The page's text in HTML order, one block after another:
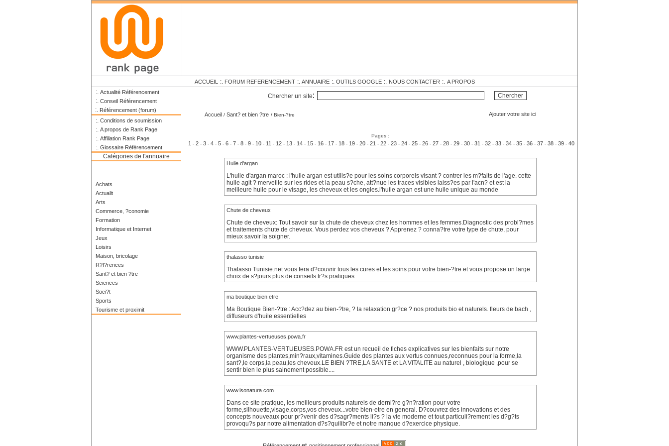
ACCUEIL :. FORUM REFERENCEMENT :. ANNUAIRE :. OUTILS GOOGLE :. NOUS CONTACTER :. A PROPOS
:. Actualité Référencement
:. Conseil Référencement
:. Référencement (forum)
:. Conditions de soumission
:. A propos de Rank Page
:. Affiliation Rank Page
:. Glossaire Référencement
Catégories de l'annuaire
Achats
Actualit
Arts
Commerce, ?conomie
Formation
Informatique et Internet
Jeux
Loisirs
Maison, bricolage
R?f?rences
Sant? et bien ?tre
Sciences
Soci?t
Sports
Tourisme et proximit
Chercher un site:
Accueil / Sant? et bien ?tre / Bien-?tre Ajouter votre site ici
Pages :
1 - 2 - 3 - 4 - 5 - 6 - 7 - 8 - 9 - 10 - 11 - 12 - 13 - 14 - 15 - 16 - 17 - 18 - 19 - 20 - 21 - 22 - 23 - 24 - 25 - 26 - 27 - 28 - 29 - 30 - 31 - 32 - 33 - 34 - 35 - 36 - 37 - 38 - 39 - 40
Huile d'argan
L'huile d'argan maroc : l'huile argan est utilis?e pour les soins corporels visant ? contrer les m?faits de l'age. cette
huile agit ? merveille sur les rides et la peau s?che, att?nue les traces visibles laiss?es par l'acn? et est la
meilleure huile pour le visage, les cheveux et les ongles.l'huile argan est une huile unique au monde
Chute de cheveux
Chute de cheveux: Tout savoir sur la chute de cheveux chez les hommes et les femmes.Diagnostic des probl?mes
et traitements chute de cheveux. Vous perdez vos cheveux ? Apprenez ? conna?tre votre type de chute, pour
mieux savoir la soigner.
thalasso tunisie
Thalasso Tunisie.net vous fera d?couvrir tous les cures et les soins pour votre bien-?tre et vous propose un large
choix de s?jours plus de conseils tr?s pratiques
ma boutique bien etre
Ma Boutique Bien-?tre : Acc?dez au bien-?tre, ? la relaxation gr?ce ? nos produits bio et naturels. fleurs de bach ,
diffuseurs d'huile essentielles
www.plantes-vertueuses.powa.fr
WWW.PLANTES-VERTUEUSES.POWA.FR est un recueil de fiches explicatives sur les bienfaits sur notre
organisme des plantes,min?raux,vitamines.Guide des plantes aux vertus connues,reconnues pour la forme,la
sant?,le corps,la peau,les cheveux.LE BIEN ?TRE,LA SANTE et LA VITALITE au naturel , biologique ,pour se
sentir bien le plus sainement possible....
www.isonatura.com
Dans ce site pratique, les meilleurs produits naturels de derni?re g?n?ration pour votre
forme,silhouette,visage,corps,vos cheveux...votre bien-etre en general. D?couvrez des innovations et des
concepts nouveaux pour pr?venir des d?sagr?ments li?s ? la vie moderne et tout particuli?rement les d?g?ts
provoqu?s par notre alimentation d?s?quilibr?e et notre manque d?exercice physique.